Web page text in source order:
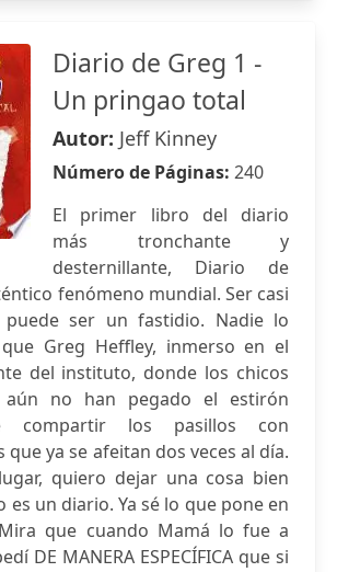
Diario de Greg 1 -
Un pringao total
Autor: Jeff Kinney
Número de Páginas: 240
El primer libro del diario
más tronchante y
desternillante, Diario de
fenómeno mundial. Ser casi
puede ser un fastidio. Nadie lo
Greg Heffley, inmerso en el
del instituto, donde los chicos
aún no han pegado el estirón
compartir los pasillos con
ya se afeitan dos veces al día.
quiero dejar una cosa bien
es un diario. Ya sé lo que pone en
que cuando Mamá lo fue a
DE MANERA ESPECÍFICA que si